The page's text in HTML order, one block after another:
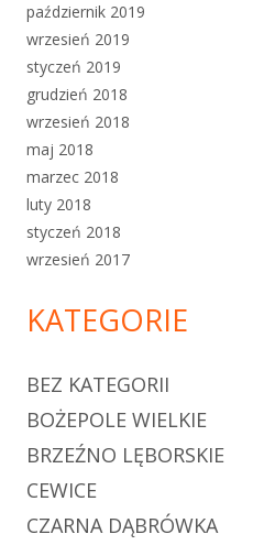
październik 2019
wrzesień 2019
styczeń 2019
grudzień 2018
wrzesień 2018
maj 2018
marzec 2018
luty 2018
styczeń 2018
wrzesień 2017
KATEGORIE
BEZ KATEGORII
BOŻEPOLE WIELKIE
BRZEŹNO LĘBORSKIE
CEWICE
CZARNA DĄBRÓWKA